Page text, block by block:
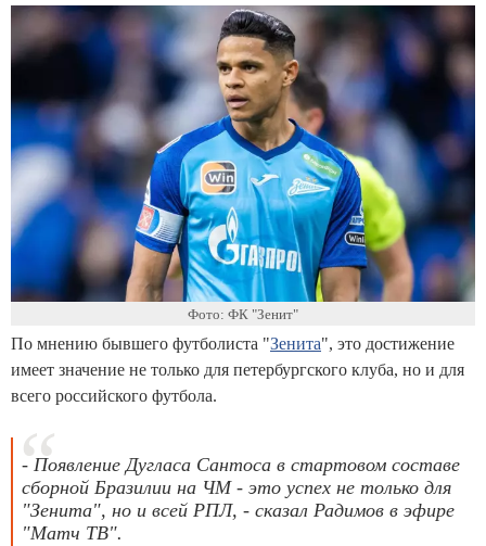
Фото: ФК "Зенит"
По мнению бывшего футболиста "Зенита", это достижение
имеет значение не только для петербургского клуба, но и для
всего российского футбола.
- Появление Дугласа Сантоса в стартовом составе
сборной Бразилии на ЧМ - это успех не только для
"Зенита", но и всей РПЛ, - сказал Радимов в эфире
"Матч ТВ".